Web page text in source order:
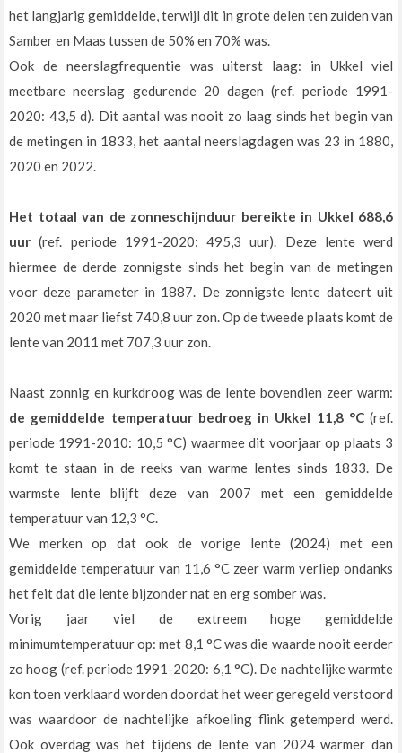
het langjarig gemiddelde, terwijl dit in grote delen ten zuiden van
Samber en Maas tussen de 50% en 70% was.
Ook de neerslagfrequentie was uiterst laag: in Ukkel viel
meetbare neerslag gedurende 20 dagen (ref. periode 1991-
2020: 43,5 d). Dit aantal was nooit zo laag sinds het begin van
de metingen in 1833, het aantal neerslagdagen was 23 in 1880,
2020 en 2022.
Het totaal van de zonneschijnduur bereikte in Ukkel 688,6
uur (ref. periode 1991-2020: 495,3 uur). Deze lente werd
hiermee de derde zonnigste sinds het begin van de metingen
voor deze parameter in 1887. De zonnigste lente dateert uit
2020 met maar liefst 740,8 uur zon. Op de tweede plaats komt de
lente van 2011 met 707,3 uur zon.
Naast zonnig en kurkdroog was de lente bovendien zeer warm:
de gemiddelde temperatuur bedroeg in Ukkel 11,8 °C(ref.
periode 1991-2010: 10,5 °C) waarmee dit voorjaar op plaats 3
komt te staan in de reeks van warme lentes sinds 1833. De
warmste lente blijft deze van 2007 met een gemiddelde
temperatuur van 12,3 °C.
We merken op dat ook de vorige lente (2024) met een
gemiddelde temperatuur van 11,6 °C zeer warm verliep ondanks
het feit dat die lente bijzonder nat en erg somber was.
Vorig jaar viel de extreem hoge gemiddelde
minimumtemperatuur op: met 8,1 °C was die waarde nooit eerder
zo hoog (ref. periode 1991-2020: 6,1 °C). De nachtelijke warmte
kon toen verklaard worden doordat het weer geregeld verstoord
was waardoor de nachtelijke afkoeling flink getemperd werd.
Ook overdag was het tijdens de lente van 2024 warmer dan